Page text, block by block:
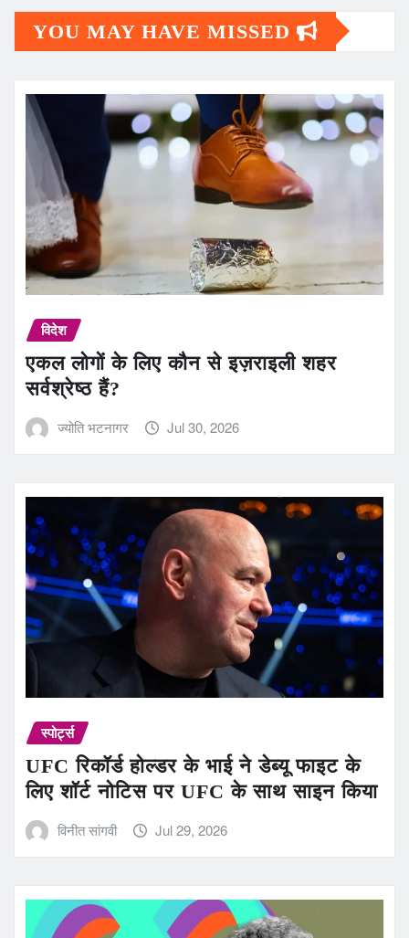
YOU MAY HAVE MISSED
विदेश
एकल लोगों के लिए कौन से इज़राइली शहर
सर्वश्रेष्ठ हैं?
ज्योति भटनागर Jul 30, 2026
स्पोर्ट्स
UFC रिकॉर्ड होल्डर के भाई ने डेब्यू फाइट के
लिए शॉर्ट नोटिस पर UFC के साथ साइन किया
विनीत सांगवी Jul 29, 2026